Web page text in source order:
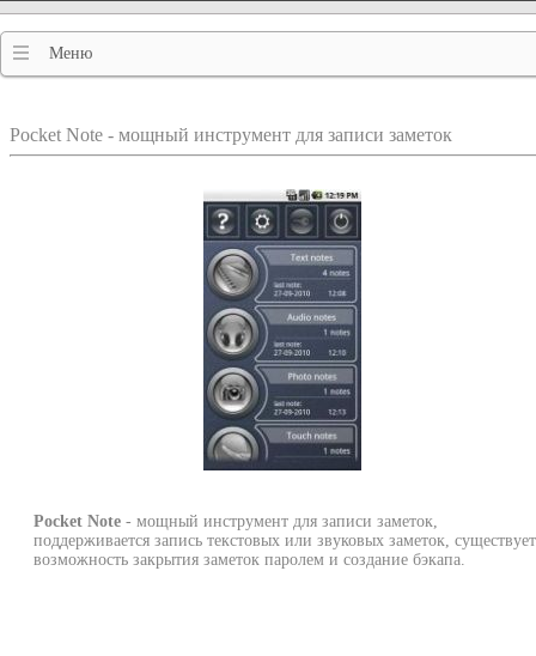
Меню
Pocket Note - мощный инструмент для записи заметок
Pocket Note - мощный инструмент для записи заметок,
поддерживается запись текстовых или звуковых заметок, существует
возможность закрытия заметок паролем и создание бэкапа.